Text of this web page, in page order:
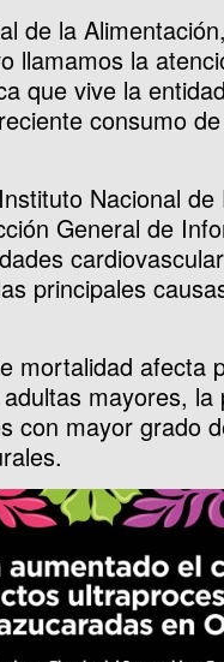
de la
llamamos la
que vive la
consumo
Nacional
General de
principales
mortalidad afecta
mayores, la
con mayor grado